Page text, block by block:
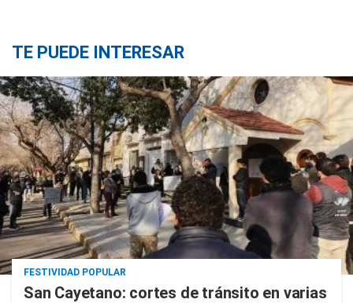
TE PUEDE INTERESAR
FESTIVIDAD POPULAR
San Cayetano: cortes de tránsito en varias